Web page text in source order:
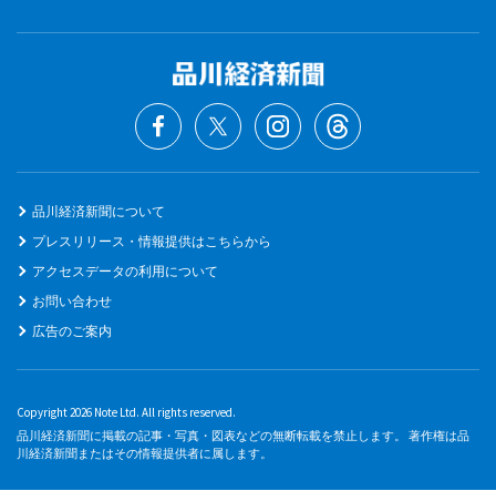
品川経済新聞について
プレスリリース・情報提供はこちらから
アクセスデータの利用について
お問い合わせ
広告のご案内
Copyright 2026 Note Ltd. All rights reserved.
品川経済新聞に掲載の記事・写真・図表などの無断転載を禁止します。 著作権は品
川経済新聞またはその情報提供者に属します。